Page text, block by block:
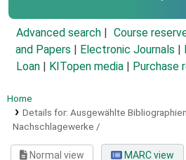
Advanced search Course
and Papers
Electronic Journals
Loan
KITopen media Purchase
Home
Details for: Ausgewählte
Nachschlagewerke /
Normal view MARC view